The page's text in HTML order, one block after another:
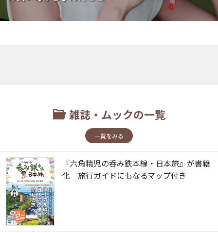
雑誌・ムックの一覧
一覧をみる
『六角精児の呑み鉄本線・日本旅』が書籍
化 旅行ガイドにもなるマップ付き